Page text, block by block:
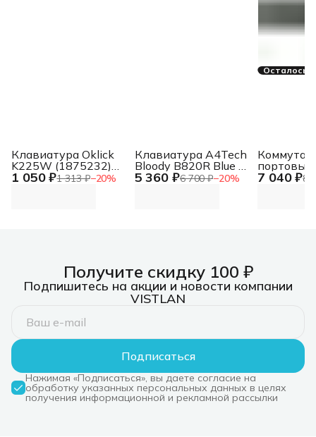
1 050 ₽1 313 ₽−20%
Клавиатура Oklick
K225W (1875232)
USB, Радиоканал,
5 360 ₽6 700 ₽−20%
Клавиатура A4Tech
Bloody B820R Blue S
механическая
Осталось
7 040 ₽8
портовый
Получите скидку 100 ₽
Подпишитесь на акции и новости компании
VISTLAN
Подписаться
Нажимая «Подписаться», вы даете согласие на
обработку указанных персональных данных в целях
получения информационной и рекламной рассылки